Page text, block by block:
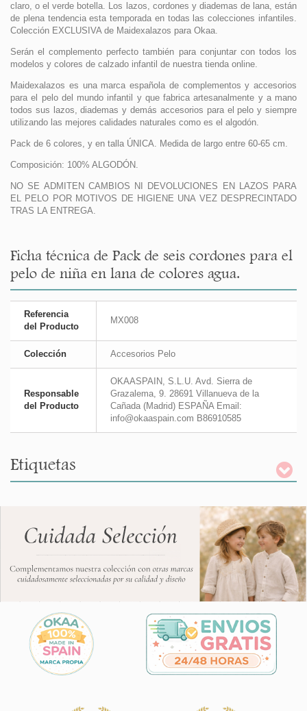
claro, o el verde botella. Los lazos, cordones y diademas de lana, están
de plena tendencia esta temporada en todas las colecciones infantiles.
Colección EXCLUSIVA de Maidexalazos para Okaa.
Serán el complemento perfecto también para conjuntar con todos los
modelos y colores de calzado infantil de nuestra tienda online.
Maidexalazos es una marca española de complementos y accesorios
para el pelo del mundo infantil y que fabrica artesanalmente y a mano
todos sus lazos, diademas y demás accesorios para el pelo y siempre
utilizando las mejores calidades naturales como es el algodón.
Pack de 6 colores, y en talla ÚNICA. Medida de largo entre 60-65 cm.
Composición: 100% ALGODÓN.
NO SE ADMITEN CAMBIOS NI DEVOLUCIONES EN LAZOS PARA
EL PELO POR MOTIVOS DE HIGIENE UNA VEZ DESPRECINTADO
TRAS LA ENTREGA.
Ficha técnica de Pack de seis cordones para el
pelo de niña en lana de colores agua.
Referencia
del Producto
MX008
Colección Accesorios Pelo
Responsable
del Producto
OKAASPAIN, S.L.U. Avd. Sierra de
Grazalema, 9. 28691 Villanueva de la
Cañada (Madrid) ESPAÑA Email:
info@okaaspain.com B86910585
Etiquetas